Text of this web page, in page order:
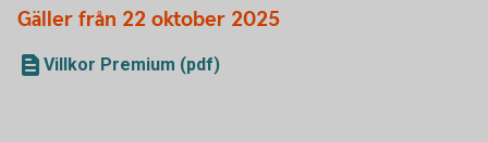
Gäller från 22 oktober 2025
Villkor Premium (pdf)